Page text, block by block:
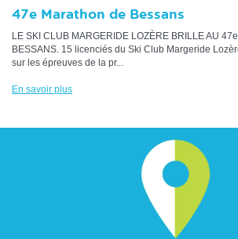
47e Marathon de Bessans
LE SKI CLUB MARGERIDE LOZÈRE BRILLE AU
BESSANS. 15 licenciés du Ski Club Margeride
sur les épreuves de la pr...
En savoir plus